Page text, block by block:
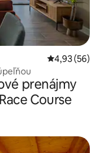
Priemerné
4,93 (56)
prenájmy
Course